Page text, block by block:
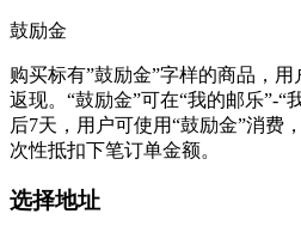
鼓励金
购买标有”鼓励金”字样的商品，
返现。“鼓励金”可在“我的邮乐”-“
后7天，用户可使用“鼓励金”消费
次性抵扣下笔订单金额。
选择地址